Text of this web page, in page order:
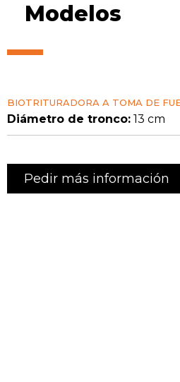
Modelos
BIOTRITURADORA A TOMA DE
Diámetro de tronco: 13 cm
Pedir más información